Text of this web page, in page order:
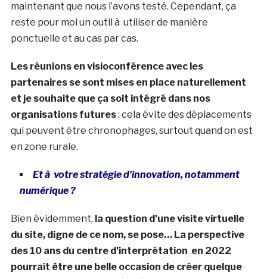
maintenant que nous l’avons testé. Cependant, ça
reste pour moi un outil à utiliser de manière
ponctuelle et au cas par cas.
Les réunions en visioconférence avec les
partenaires se sont mises en place naturellement
et je souhaite que ça soit intégré dans nos
organisations futures: cela évite des déplacements
qui peuvent être chronophages, surtout quand on est
en zone rurale.
Et à votre stratégie d’innovation, notamment
numérique ?
Bien évidemment, la question d’une visite virtuelle
du site, digne de ce nom, se pose… La perspective
des 10 ans du centre d’interprétation en 2022
pourrait être une belle occasion de créer quelque